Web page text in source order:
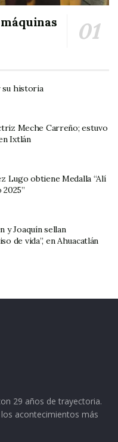
su historia
Meche Carreño; estuvo
Ixtlán
Lugo obtiene Medalla “Alí
y Joaquín sellan
de vida”, en Ahuacatlán
29 años de trayectoria.
acontecimientos más